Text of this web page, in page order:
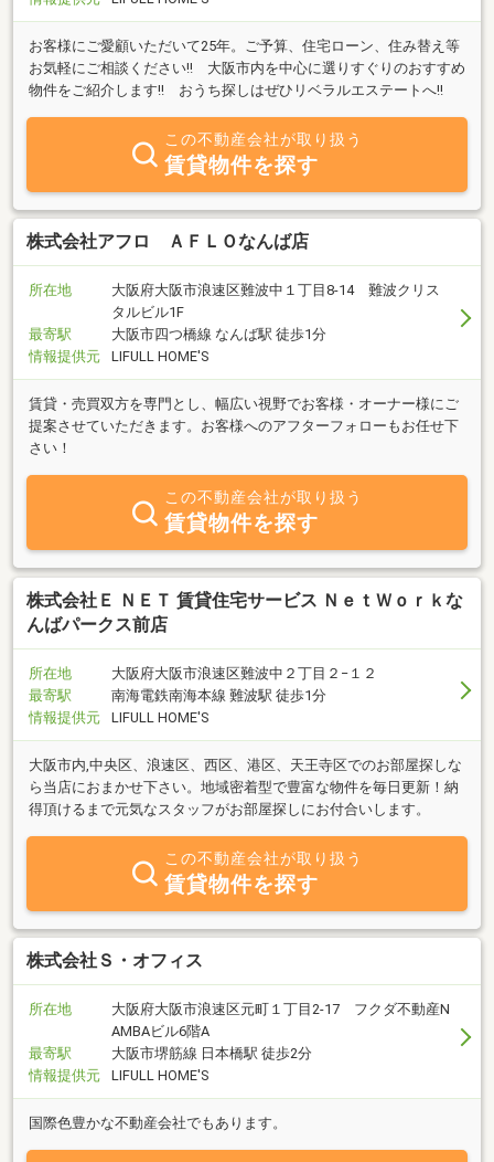
お客様にご愛顧いただいて25年。ご予算、住宅ローン、住み替え等
お気軽にご相談ください!! 大阪市内を中心に選りすぐりのおすすめ
物件をご紹介します!! おうち探しはぜひリベラルエステートへ!!
この不動産会社が取り扱う
賃貸物件を探す
株式会社アフロ ＡＦＬＯなんば店
所在地
大阪府大阪市浪速区難波中１丁目8-14 難波クリス
タルビル1F
最寄駅
大阪市四つ橋線 なんば駅 徒歩1分
情報提供元
LIFULL HOME'S
賃貸・売買双方を専門とし、幅広い視野でお客様・オーナー様にご
提案させていただきます。お客様へのアフターフォローもお任せ下
さい！
この不動産会社が取り扱う
賃貸物件を探す
株式会社Ｅ ＮＥＴ 賃貸住宅サービス ＮｅｔＷｏｒｋな
んばパークス前店
所在地
大阪府大阪市浪速区難波中２丁目２−１２
最寄駅
南海電鉄南海本線 難波駅 徒歩1分
情報提供元
LIFULL HOME'S
大阪市内,中央区、浪速区、西区、港区、天王寺区でのお部屋探しな
ら当店におまかせ下さい。地域密着型で豊富な物件を毎日更新！納
得頂けるまで元気なスタッフがお部屋探しにお付合いします。
この不動産会社が取り扱う
賃貸物件を探す
株式会社Ｓ・オフィス
所在地
大阪府大阪市浪速区元町１丁目2-17 フクダ不動産N
AMBAビル6階A
最寄駅
大阪市堺筋線 日本橋駅 徒歩2分
情報提供元
LIFULL HOME'S
国際色豊かな不動産会社でもあります。